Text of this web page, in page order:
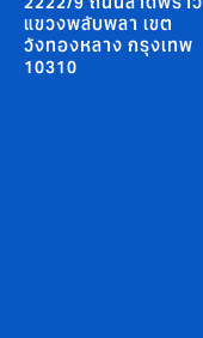
แขวงพลับพลา เขต
วังทองหลาง กรุงเทพ
10310